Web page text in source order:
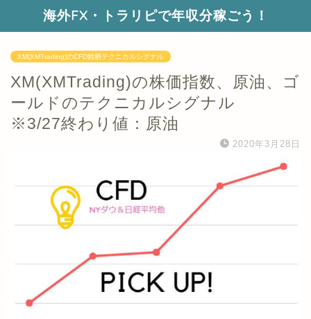
海外FX・トラリピで年収分稼ごう！
XM(XMTrading)のCFD銘柄テクニカルシグナル
XM(XMTrading)の株価指数、原油、ゴ
ールドのテクニカルシグナル
※3/27終わり値：原油
2020年3月28日